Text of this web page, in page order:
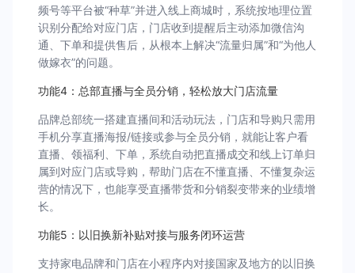
频号等平台被“种草”并进入线上商城时，系统按地理位置
识别分配给对应门店，门店收到提醒后主动添加微信沟
通、下单和提供售后，从根本上解决“流量归属”和“为他人
做嫁衣”的问题。
功能4：总部直播与全员分销，轻松放大门店流量
品牌总部统一搭建直播间和活动玩法，门店和导购只需用
手机分享直播海报/链接或参与全员分销，就能让客户看
直播、领福利、下单，系统自动把直播成交和线上订单归
属到对应门店或导购，帮助门店在不懂直播、不懂复杂运
营的情况下，也能享受直播带货和分销裂变带来的业绩增
长。
功能5：以旧换新补贴对接与服务闭环运营
支持家电品牌和门店在小程序内对接国家及地方的以旧换